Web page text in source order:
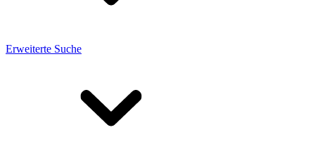
Erweiterte Suche